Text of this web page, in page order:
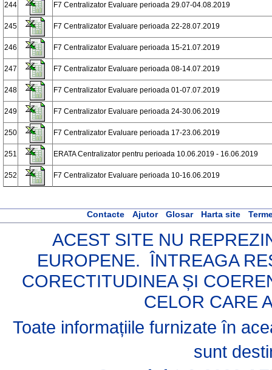
244 F7 Centralizator Evaluare perioada 29.07-04.08.2019
245 F7 Centralizator Evaluare perioada 22-28.07.2019
246 F7 Centralizator Evaluare perioada 15-21.07.2019
247 F7 Centralizator Evaluare perioada 08-14.07.2019
248 F7 Centralizator Evaluare perioada 01-07.07.2019
249 F7 Centralizator Evaluare perioada 24-30.06.2019
250 F7 Centralizator Evaluare perioada 17-23.06.2019
251 ERATA Centralizator pentru perioada 10.06.2019 - 16.06.2019
252 F7 Centralizator Evaluare perioada 10-16.06.2019
Contacte Ajutor Glosar Harta site
ACEST SITE NU
EUROPENE. ÎNTREAGA
CORECTITUDINEA ȘI
CELOR CARE
Toate informațiile furnizate în
sunt